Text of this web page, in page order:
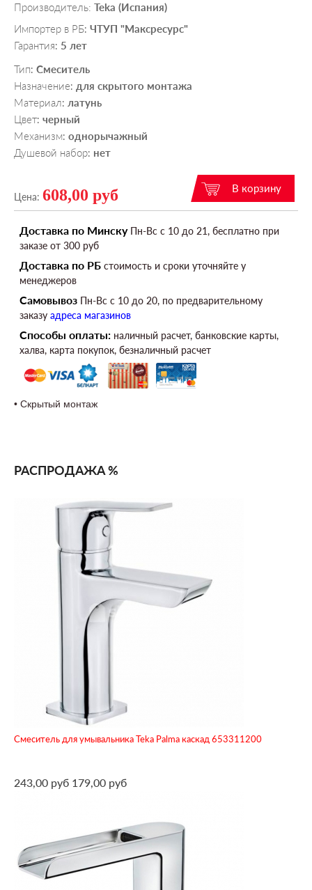
Производитель: Teka (Испания)
Импортер в РБ: ЧТУП "Максресурс"
Гарантия: 5 лет
Тип: Смеситель
Назначение: для скрытого монтажа
Материал: латунь
Цвет: черный
Механизм: однорычажный
Душевой набор: нет
Цена: 608,00 руб
Доставка по МинскуПн-Вс c 10 до 21, бесплатно при
заказе от 300 руб
Доставка по РБ стоимость и сроки уточняйте у
менеджеров
Самовывоз Пн-Вс c 10 до 20, по предварительному
заказу адреса магазинов
Способы оплаты: наличный расчет, банковские карты,
халва, карта покупок, безналичный расчет
• Скрытый монтаж
РАСПРОДАЖА %
Смеситель для умывальника Teka Palma каскад 653311200
243,00 руб 179,00 руб